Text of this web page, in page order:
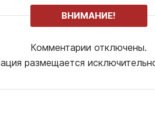
ВНИМАНИЕ!
Комментарии отключены.
размещается